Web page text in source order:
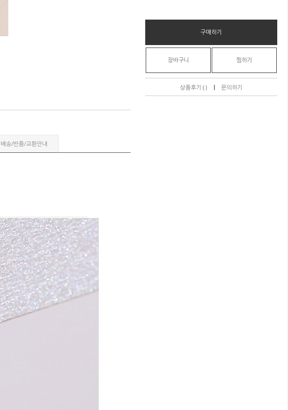
배송/반품/교환안내
구매하기
장바구니 찜하기
상품후기 ( ) | 문의하기